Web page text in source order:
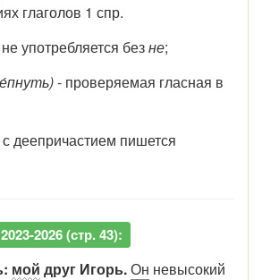
глаголов 1 спр.
употребляется безне;
- проверяемая гласная в
деепричастием пишется
2026 (стр. 43):
мой друг Игорь.Он невысокий